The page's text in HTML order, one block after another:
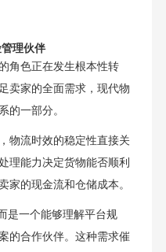
理伙伴
角色正在发生根本性转
卖家的全面需求，现代物
的一部分。
物流时效的稳定性直接关
理能力决定货物能否顺利
家的现金流和仓储成本。
是一个能够理解平台规
的合作伙伴。这种需求催